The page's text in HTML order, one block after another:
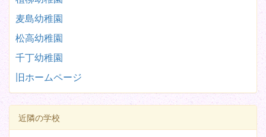
麦島幼稚園
松高幼稚園
千丁幼稚園
旧ホームページ
近隣の学校